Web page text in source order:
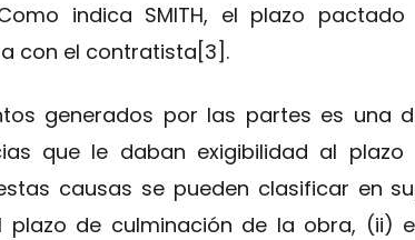
indica SMITH, el plazo
con el contratista[3].
generados por las partes es una
que le daban exigibilidad al
causas se pueden clasificar en
plazo de culminación de la obra, (ii)